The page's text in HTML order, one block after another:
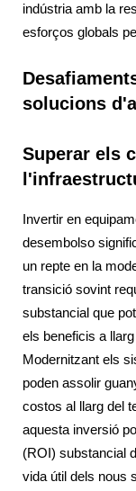
indústria amb la
esforços globals
solucions
Superar els
Invertir en
desembolso
un repte en la
transició sovint
substancial que
els beneficis a
Modernitzant els
poden assolir
costos al llarg del
aquesta inversió
(ROI) substancial
vida útil dels nous